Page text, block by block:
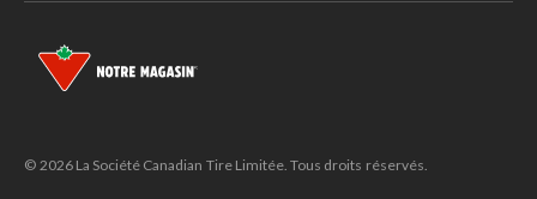
© 2026 La Société Canadian Tire Limitée. Tous droits réservés.